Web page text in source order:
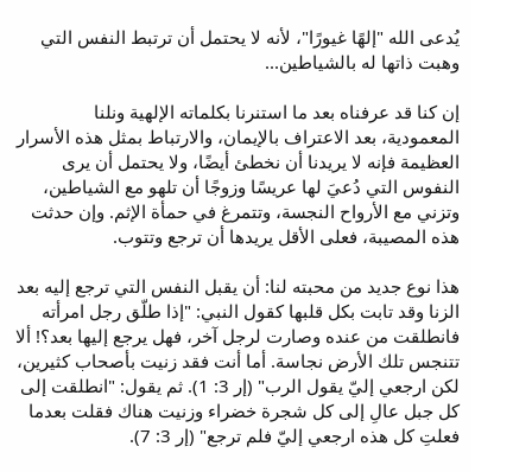
يُدعى الله "إلهًا غيورًا"، لأنه لا يحتمل أن ترتبط النفس التي
وهبت ذاتها له بالشياطين...
إن كنا قد عرفناه بعد ما استنرنا بكلماته الإلهية ونلنا
المعمودية، بعد الاعتراف بالإيمان، والارتباط بمثل هذه الأسرار
العظيمة فإنه لا يريدنا أن نخطئ أيضًا، ولا يحتمل أن يرى
النفوس التي دُعيَ لها عريسًا وزوجًا أن تلهو مع الشياطين،
وتزني مع الأرواح النجسة، وتتمرغ في حمأة الإثم. وإن حدثت
هذه المصيبة، فعلى الأقل يريدها أن ترجع وتتوب.
هذا نوع جديد من محبته لنا: أن يقبل النفس التي ترجع إليه بعد
الزنا وقد تابت بكل قلبها كقول النبي: "إذا طلّق رجل امرأته
فانطلقت من عنده وصارت لرجل آخر، فهل يرجع إليها بعد؟! ألا
تتنجس تلك الأرض نجاسة. أما أنت فقد زنيت بأصحاب كثيرين،
لكن ارجعي إليّ يقول الرب" (إر 3: 1). ثم يقول: "انطلقت إلى
كل جبل عالِ إلى كل شجرة خضراء وزنيت هناك فقلت بعدما
فعلتِ كل هذه ارجعي إليّ فلم ترجع" (إر 3: 7).